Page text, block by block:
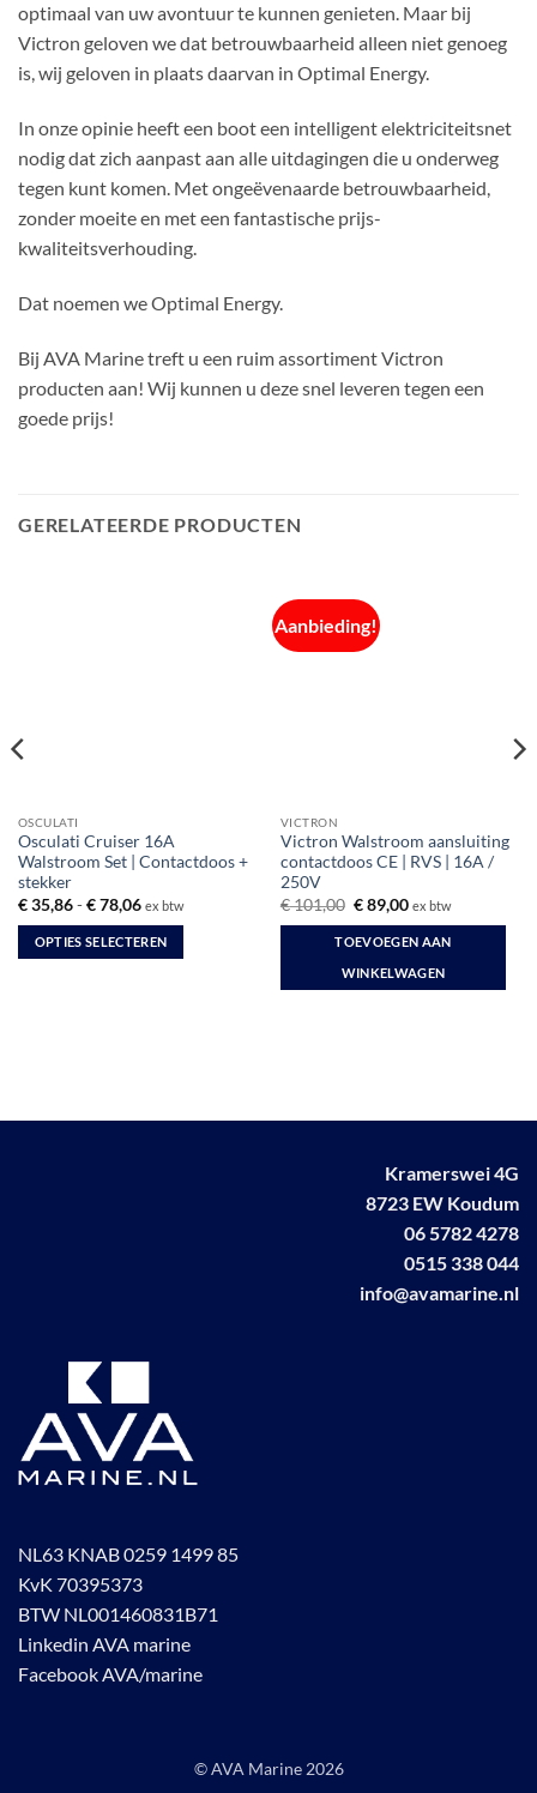
optimaal van uw avontuur te kunnen genieten. Maar bij
Victron geloven we dat betrouwbaarheid alleen niet genoeg
is, wij geloven in plaats daarvan in Optimal Energy.
In onze opinie heeft een boot een intelligent elektriciteitsnet
nodig dat zich aanpast aan alle uitdagingen die u onderweg
tegen kunt komen. Met ongeëvenaarde betrouwbaarheid,
zonder moeite en met een fantastische prijs-
kwaliteitsverhouding.
Dat noemen we Optimal Energy.
Bij AVA Marine treft u een ruim assortiment Victron
producten aan! Wij kunnen u deze snel leveren tegen een
goede prijs!
GERELATEERDE PRODUCTEN
OSCULATI
Osculati Cruiser 16A
Walstroom Set | Contactdoos +
stekker
€35,86 - €78,06Prijsklasse:
tot
€ 78,06
ex btw
OPTIES SELECTEREN
optie
Aanbieding!
VICTRON
Victron Walstroom aansluiting
contactdoos CE | RVS | 16A /
250V
€101,00 Oorspronkelijke
was:
€ 101,00.
€89,00Huidige
is:
€ 89,00.
ex btw
TOEVOEGEN AAN
WINKELWAGEN
Kramerswei 4G
8723 EW Koudum
06 5782 4278
0515 338 044
info@avamarine.nl
NL63 KNAB 0259 1499 85
KvK 70395373
BTW NL001460831B71
Linkedin AVA marine
Facebook AVA/marine
© AVA Marine 2026